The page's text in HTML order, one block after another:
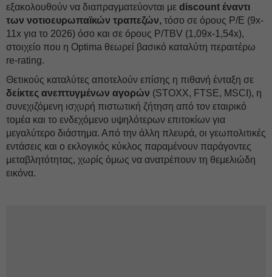
εξακολουθούν να διαπραγματεύονται με discount έναντι
των νοτιοευρωπαϊκών τραπεζών, τόσο σε όρους P/E (9x-
11x για το 2026) όσο και σε όρους P/TBV (1,09x-1,54x),
στοιχείο που η Optima θεωρεί βασικό καταλύτη περαιτέρω
re-rating.
Θετικούς καταλύτες αποτελούν επίσης η πιθανή ένταξη σε
δείκτες ανεπτυγμένων αγορών (STOXX, FTSE, MSCI), η
συνεχιζόμενη ισχυρή πιστωτική ζήτηση από τον εταιρικό
τομέα και το ενδεχόμενο υψηλότερων επιτοκίων για
μεγαλύτερο διάστημα. Από την άλλη πλευρά, οι γεωπολιτικές
εντάσεις και ο εκλογικός κύκλος παραμένουν παράγοντες
μεταβλητότητας, χωρίς όμως να ανατρέπουν τη θεμελιώδη
εικόνα.